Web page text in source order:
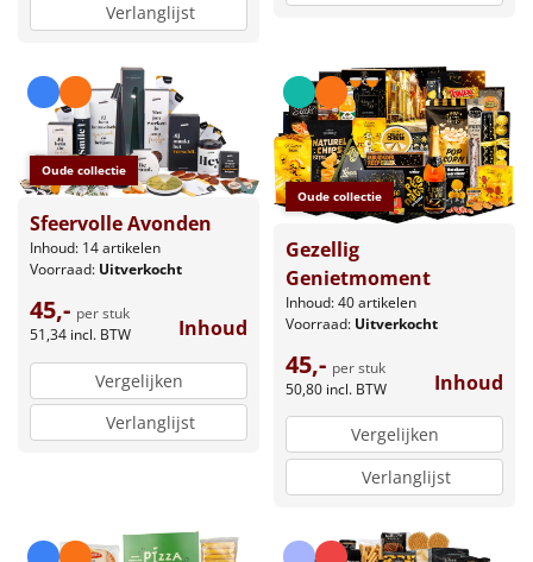
Verlanglijst
Oude collectie
Sfeervolle Avonden
Inhoud: 14 artikelen
Voorraad: Uitverkocht
45,- per stuk
51,34 incl. BTW Inhoud
Vergelijken
Verlanglijst
Oude collectie
Gezellig
Genietmoment
Inhoud: 40 artikelen
Voorraad: Uitverkocht
45,- per stuk
50,80 incl. BTW Inhoud
Vergelijken
Verlanglijst